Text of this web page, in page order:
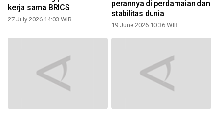
kerja sama BRICS
27 July 2026 14:03 WIB
perannya di perdamaian dan
stabilitas dunia
19 June 2026 10:36 WIB